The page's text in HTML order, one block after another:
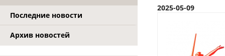
Последние новости
Архив новостей
2025-05-09